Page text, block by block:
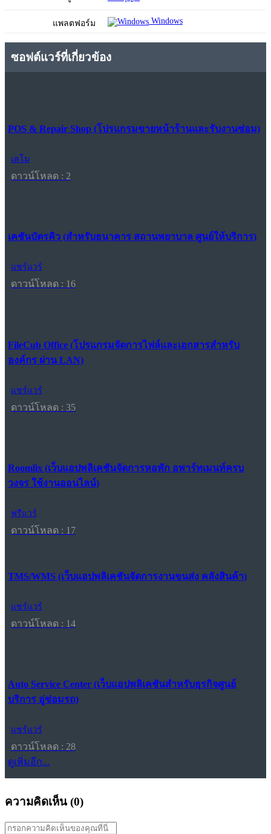
แพลตฟอร์ม Windows
ซอฟต์แวร์ที่เกี่ยวข้อง
POS & Repair Shop (โปรแกรมขายหน้าร้านและรับงานซ่อม)
เดโม
ดาวน์โหลด : 2
เคชันบัตรคิว (สำหรับธนาคาร สถานพยาบาล ศูนย์ให้บริการ)
แชร์แวร์
ดาวน์โหลด : 16
FileCub Office (โปรแกรมจัดการไฟล์และเอกสารสำหรับ
องค์กร ผ่าน LAN)
แชร์แวร์
ดาวน์โหลด : 35
Roomlix (เว็บแอปพลิเคชันจัดการหอพัก อพาร์ทเมนท์ครบ
วงจร ใช้งานออนไลน์)
ฟรีแวร์
ดาวน์โหลด : 17
TMS/WMS (เว็บแอปพลิเคชันจัดการงานขนส่ง คลังสินค้า)
แชร์แวร์
ดาวน์โหลด : 14
Auto Service Center (เว็บแอปพลิเคชันสำหรับธุรกิจศูนย์
บริการ อู่ซ่อมรถ)
แชร์แวร์
ดาวน์โหลด : 28
ดูเพิ่มอีก...
ความคิดเห็น (0)